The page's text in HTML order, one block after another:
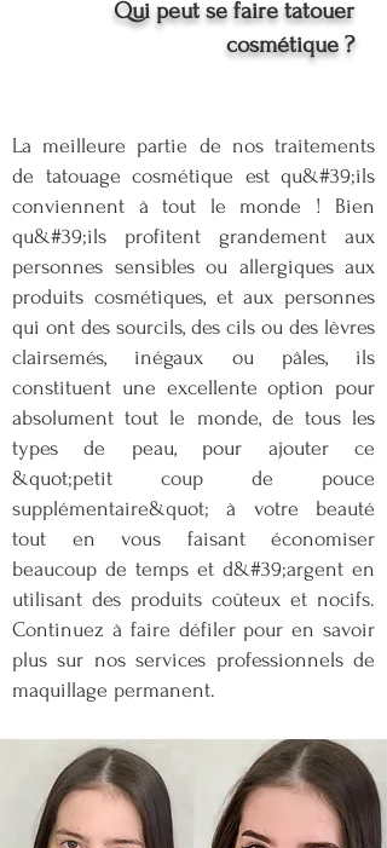
Qui peut se faire tatouer
cosmétique ?
La meilleure partie de nos traitements
de tatouage cosmétique est qu&#39;ils
conviennent à tout le monde ! Bien
qu&#39;ils profitent grandement aux
personnes sensibles ou allergiques aux
produits cosmétiques, et aux personnes
qui ont des sourcils, des cils ou des lèvres
clairsemés, inégaux ou pâles, ils
constituent une excellente option pour
absolument tout le monde, de tous les
types de peau, pour ajouter ce
&quot;petit coup de pouce
supplémentaire&quot; à votre beauté
tout en vous faisant économiser
beaucoup de temps et d&#39;argent en
utilisant des produits coûteux et nocifs.
Continuez à faire défiler pour en savoir
plus sur nos services professionnels de
maquillage permanent.